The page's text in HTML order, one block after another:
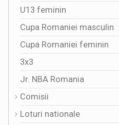
U13 feminin
Cupa Romaniei masculin
Cupa Romaniei feminin
3x3
Jr. NBA Romania
Comisii
Loturi nationale